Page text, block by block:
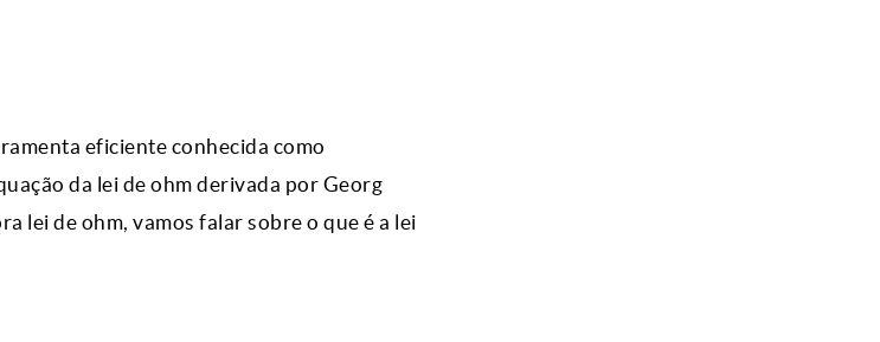
eficiente conhecida como
da lei de ohm derivada por Georg
lei de ohm, vamos falar sobre o que é a lei